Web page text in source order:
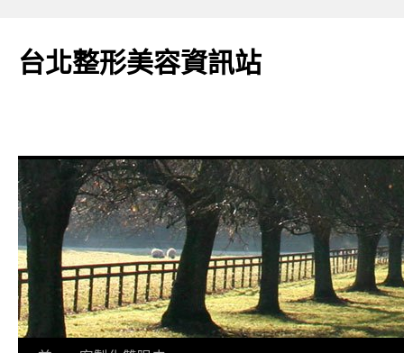
台北整形美容資訊站